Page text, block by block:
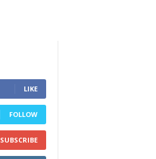
LIKE
FOLLOW
SUBSCRIBE